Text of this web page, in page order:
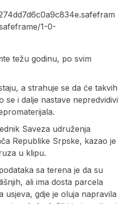
1-0-
težu godinu, po svim
a strahuje se da će takvih
se i dalje nastave nepredvidivi
Saveza udruženja
Republike Srpske, kazao je
u klipu.
sa terena je da su
ali ima dosta parcela
usjeva, gdje je oluja napravila